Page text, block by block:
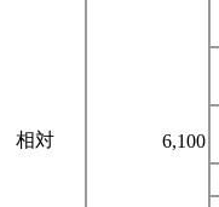
相対 6,100